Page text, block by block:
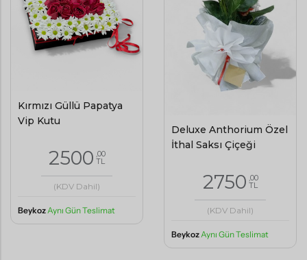
Kırmızı Güllü Papatya
Vip Kutu
2500 ,00
TL
(KDV Dahil)
Beykoz Aynı Gün Teslimat
Deluxe Anthorium Özel
İthal Saksı Çiçeği
2750 ,00
TL
(KDV Dahil)
BeykozAynı Gün Teslimat